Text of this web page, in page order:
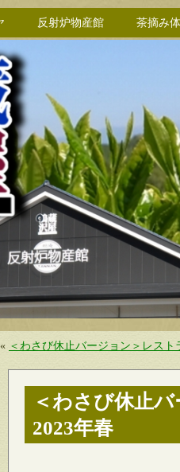
反射炉物産館 茶摘み
« ＜わさび休止バージョン＞レス
＜わさび休止
2023年春